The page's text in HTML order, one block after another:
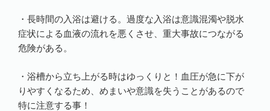
・長時間の入浴は避ける。過度な入浴は意識混濁や脱水
症状による血液の流れを悪くさせ、重大事故につながる
危険がある。
・浴槽から立ち上がる時はゆっくりと！血圧が急に下が
りやすくなるため、めまいや意識を失うことがあるので
特に注意する事！